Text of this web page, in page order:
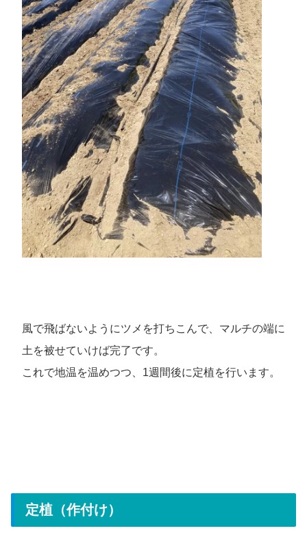
風で飛ばないようにツメを打ちこんで、マルチの端に
土を被せていけば完了です。
これで地温を温めつつ、1週間後に定植を行います。
定植（作付け）